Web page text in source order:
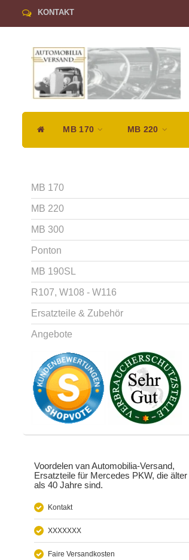
KONTAKT
MB 170 MB 220
MB 170
MB 220
MB 300
Ponton
MB 190SL
R107, W108 - W116
Ersatzteile & Zubehör
Angebote
Voordelen van Automobilia-Versand,
Ersatzteile für Mercedes PKW, die älter
als 40 Jahre sind.
Kontakt
XXXXXXX
Faire Versandkosten